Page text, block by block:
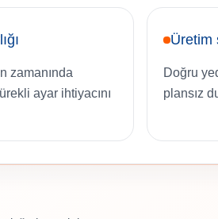
zamanında
ayar ihtiyacını
Üretim
Doğru
plansız